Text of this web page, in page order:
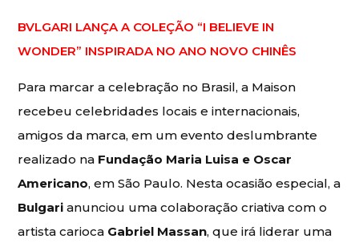
BVLGARI LANÇA A COLEÇÃO “I BELIEVE IN
WONDER” INSPIRADA NO ANO NOVO CHINÊS
Para marcar a celebração no Brasil, a Maison
recebeu celebridades locais e internacionais,
amigos da marca, em um evento deslumbrante
realizado na Fundação Maria Luisa e Oscar
Americano, em São Paulo. Nesta ocasião especial, a
Bulgari anunciou uma colaboração criativa com o
artista carioca Gabriel Massan, que irá liderar uma